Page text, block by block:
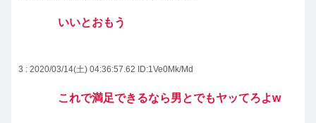
いいとおもう
3 : 2020/03/14(土) 04:36:57.62 ID:1Ve0Mk/Md
これで満足できるなら男とでもヤッてろよw